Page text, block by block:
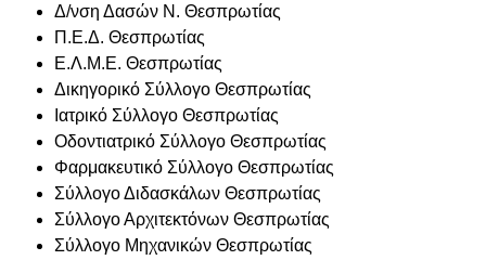
Δ/νση Δασών Ν. Θεσπρωτίας
Π.Ε.Δ. Θεσπρωτίας
Ε.Λ.Μ.Ε. Θεσπρωτίας
Δικηγορικό Σύλλογο Θεσπρωτίας
Ιατρικό Σύλλογο Θεσπρωτίας
Οδοντιατρικό Σύλλογο Θεσπρωτίας
Φαρμακευτικό Σύλλογο Θεσπρωτίας
Σύλλογο Διδασκάλων Θεσπρωτίας
Σύλλογο Αρχιτεκτόνων Θεσπρωτίας
Σύλλογο Μηχανικών Θεσπρωτίας